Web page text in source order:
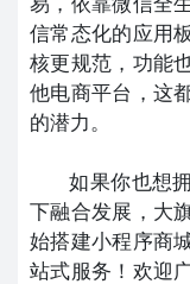
信常态化的应用
核更规范，功能
他电商平台，这
的潜力。
如果你也想
下融合发展，大
始搭建小程序商
站式服务！欢迎